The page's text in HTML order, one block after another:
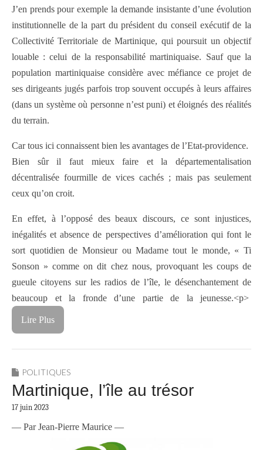
J’en prends pour exemple la demande insistante d’une évolution
institutionnelle de la part du président du conseil exécutif de la
Collectivité Territoriale de Martinique, qui poursuit un objectif
louable : celui de la responsabilité martiniquaise. Sauf que la
population martiniquaise considère avec méfiance ce projet de
ses dirigeants jugés parfois trop souvent occupés à leurs affaires
(dans un système où personne n’est puni) et éloignés des réalités
du terrain.
Car tous ici connaissent bien les avantages de l’Etat-providence.
Bien sûr il faut mieux faire et la départementalisation
décentralisée fourmille de vices cachés ; mais pas seulement
ceux qu’on croit.
En effet, à l’opposé des beaux discours, ce sont injustices,
inégalités et absence de perspectives d’amélioration qui font le
sort quotidien de Monsieur ou Madame tout le monde, « Ti
Sonson » comme on dit chez nous, provoquant les coups de
gueule citoyens sur les radios de l’île, le désenchantement de
beaucoup et la fronde d’une partie de la jeunesse.<p>
Lire Plus
POLITIQUES
Martinique, l’île au trésor
17 juin 2023
— Par Jean-Pierre Maurice —